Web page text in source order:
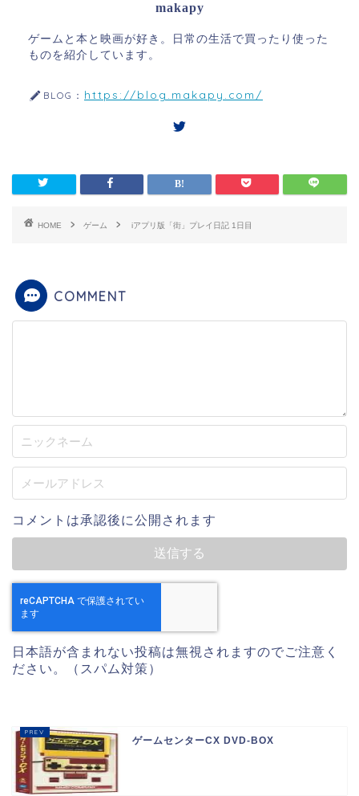
makapy
ゲームと本と映画が好き。日常の生活で買ったり使った
ものを紹介しています。
BLOG： https://blog.makapy.com/
HOME ゲーム iアプリ版「街」プレイ日記 1日目
COMMENT
コメントは承認後に公開されます
日本語が含まれない投稿は無視されますのでご注意く
ださい。（スパム対策）
ゲームセンターCX DVD-BOX